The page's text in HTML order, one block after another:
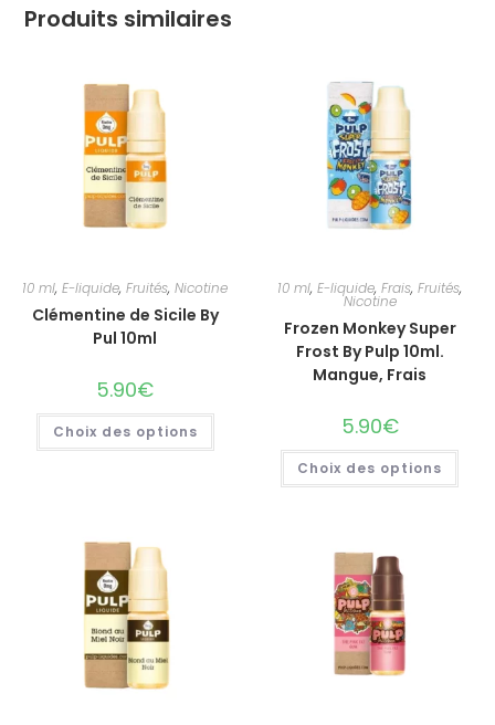
Produits similaires
10 ml,E-liquide,Fruités,Nicotine
Clémentine de Sicile By
Pul 10ml
5.90€
Choix des options
10 ml,E-liquide,Frais,Fruités,
Nicotine
Frozen Monkey Super
Frost By Pulp 10ml.
Mangue, Frais
5.90€
Choix des options